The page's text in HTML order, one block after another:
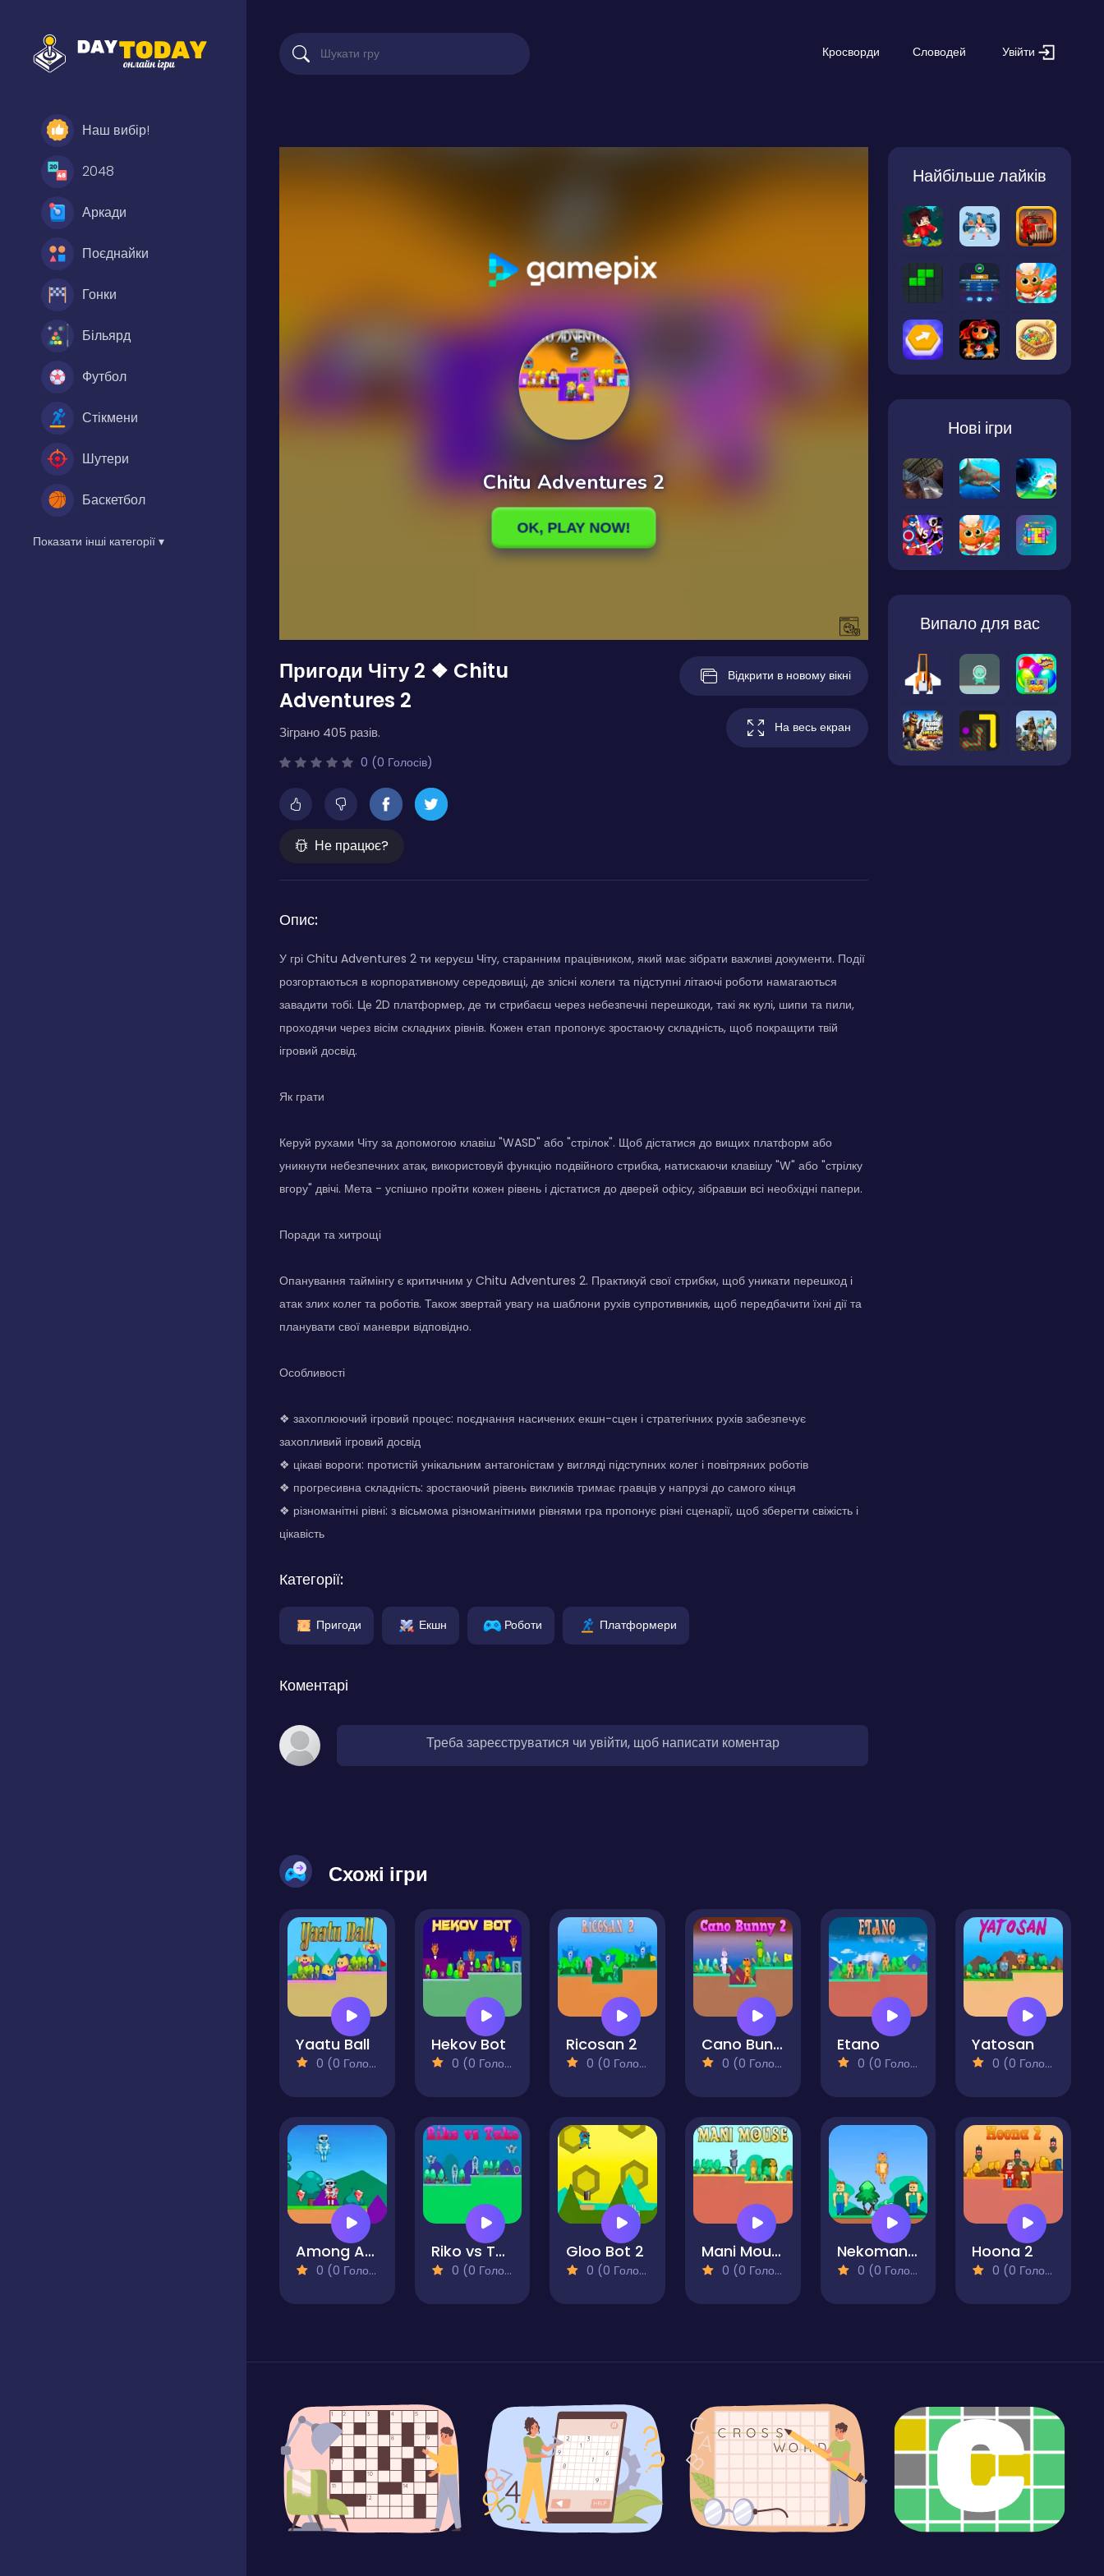
Наш вибір!
2048
Аркади
Поєднайки
Гонки
Більярд
Футбол
Стікмени
Шутери
Баскетбол
Показати інші категорії ▾
Кросворди Словодей Увійти
Пригоди Чіту 2 ❖ Chitu
Adventures 2
Зіграно 405 разів.
0 (0 Голосів)
Не працює?
Відкрити в новому вікні
На весь екран
Опис:
У грі Chitu Adventures 2 ти керуєш Чіту, старанним працівником, який має зібрати важливі документи. Події
розгортаються в корпоративному середовищі, де злісні колеги та підступні літаючі роботи намагаються
завадити тобі. Це 2D платформер, де ти стрибаєш через небезпечні перешкоди, такі як кулі, шипи та пили,
проходячи через вісім складних рівнів. Кожен етап пропонує зростаючу складність, щоб покращити твій
ігровий досвід.
Як грати
Керуй рухами Чіту за допомогою клавіш "WASD" або "стрілок". Щоб дістатися до вищих платформ або
уникнути небезпечних атак, використовуй функцію подвійного стрибка, натискаючи клавішу "W" або "стрілку
вгору" двічі. Мета - успішно пройти кожен рівень і дістатися до дверей офісу, зібравши всі необхідні папери.
Поради та хитрощі
Опанування таймінгу є критичним у Chitu Adventures 2. Практикуй свої стрибки, щоб уникати перешкод і
атак злих колег та роботів. Також звертай увагу на шаблони рухів супротивників, щоб передбачити їхні дії та
планувати свої маневри відповідно.
Особливості
❖ захоплюючий ігровий процес: поєднання насичених екшн-сцен і стратегічних рухів забезпечує
захопливий ігровий досвід
❖ цікаві вороги: протистій унікальним антагоністам у вигляді підступних колег і повітряних роботів
❖ прогресивна складність: зростаючий рівень викликів тримає гравців у напрузі до самого кінця
❖ різноманітні рівні: з вісьмома різноманітними рівнями гра пропонує різні сценарії, щоб зберегти свіжість і
цікавість
Категорії:
Пригоди Екшн Роботи Платформери
Коментарі
Треба зареєструватися чи увійти, щоб написати коментар
Найбільше лайків
Нові ігри
Випало для вас
Схожі ігри
Yaatu Ball
0 (0 Голосів)
Hekov Bot
0 (0 Голосів)
Ricosan 2
0 (0 Голосів)
Cano Bunny 2
0 (0 Голосів)
Etano
0 (0 Голосів)
Yatosan
0 (0 Голосів)
Among Akero Bots
0 (0 Голосів)
Riko vs Tako
0 (0 Голосів)
Gloo Bot 2
0 (0 Голосів)
Mani Mouse
0 (0 Голосів)
Nekoman vs Gangster 2
0 (0 Голосів)
Hoona 2
0 (0 Голосів)